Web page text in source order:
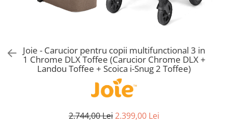
Comode
Covorase de joaca
Decoratiuni si alte articole
Genti plimbare/scutece
Carucioare Reversibile
Huse scaune auto
Jucarii de dentitie
Masinute
Universul Grimms
Cosmetice naturale
Jucarii de baie
MODA COPII
Joie - Carucior pentru copii multifunctional 3 in
1 Chrome DLX Toffee (Carucior Chrome DLX +
Landou Toffee + Scoica i-Snug 2 Toffee)
2.744,00 Lei2.399,00 Lei